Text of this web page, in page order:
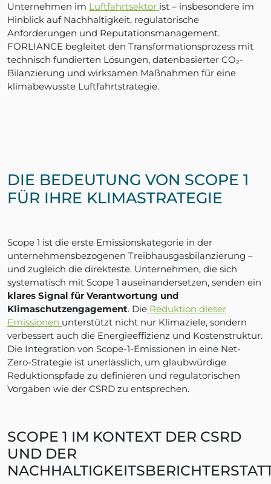
Unternehmen im Luftfahrtsektor ist – insbesondere im
Hinblick auf Nachhaltigkeit, regulatorische
Anforderungen und Reputationsmanagement.
FORLIANCE begleitet den Transformationsprozess mit
technisch fundierten Lösungen, datenbasierter CO₂-
Bilanzierung und wirksamen Maßnahmen für eine
klimabewusste Luftfahrtstrategie.
DIE BEDEUTUNG VON SCOPE 1
FÜR IHRE KLIMASTRATEGIE
Scope 1 ist die erste Emissionskategorie in der
unternehmensbezogenen Treibhausgasbilanzierung –
und zugleich die direkteste. Unternehmen, die sich
systematisch mit Scope 1 auseinandersetzen, senden ein
klares Signal für Verantwortung und
Klimaschutzengagement. Die Reduktion dieser
Emissionen unterstützt nicht nur Klimaziele, sondern
verbessert auch die Energieeffizienz und Kostenstruktur.
Die Integration von Scope-1-Emissionen in eine Net-
Zero-Strategie ist unerlässlich, um glaubwürdige
Reduktionspfade zu definieren und regulatorischen
Vorgaben wie der CSRD zu entsprechen.
SCOPE 1 IM KONTEXT DER CSRD
UND DER